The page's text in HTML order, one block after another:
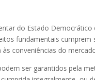
do Estado
fundamentais
conveniências do
ser garantidos pela